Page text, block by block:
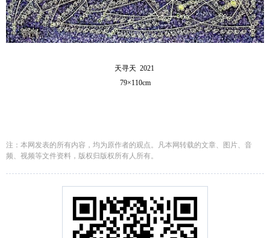
天寻天 2021
79×110cm
注：本网发表的所有内容，均为原作者的观点。凡本网转载的文章、图片、音
频、视频等文件资料，版权归版权所有人所有。